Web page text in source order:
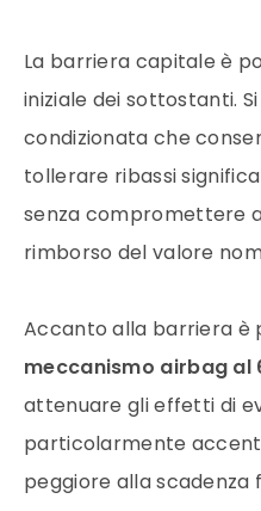
La barriera capitale è
iniziale dei sottostanti.
condizionata che
tollerare ribassi
senza compromettere
rimborso del valore
Accanto alla barriera è
meccanismo airbag al
attenuare gli effetti di
particolarmente
peggiore alla scadenza